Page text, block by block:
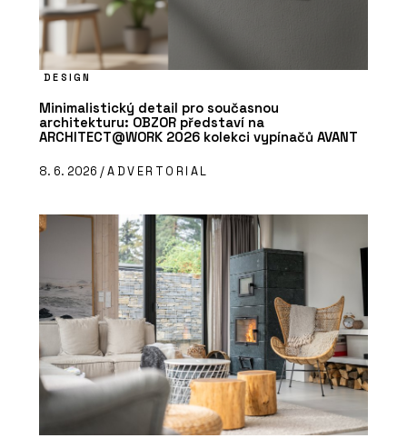
DESIGN
Minimalistický detail pro současnou
architekturu: OBZOR představí na
ARCHITECT@WORK 2026 kolekci vypínačů AVANT
8. 6. 2026 /ADVERTORIAL